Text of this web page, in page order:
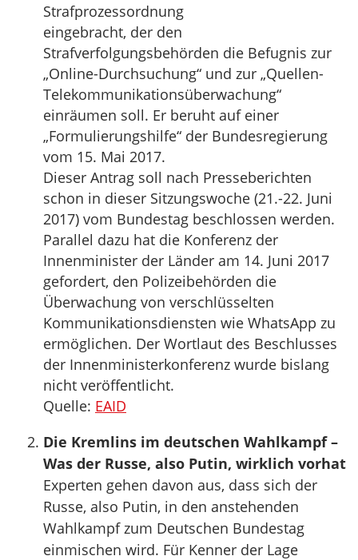
Strafprozessordnung
eingebracht, der den
Strafverfolgungsbehörden die Befugnis zur
„Online-Durchsuchung“ und zur „Quellen-
Telekommunikationsüberwachung“
einräumen soll. Er beruht auf einer
„Formulierungshilfe“ der Bundesregierung
vom 15. Mai 2017.
Dieser Antrag soll nach Presseberichten
schon in dieser Sitzungswoche (21.-22. Juni
2017) vom Bundestag beschlossen werden.
Parallel dazu hat die Konferenz der
Innenminister der Länder am 14. Juni 2017
gefordert, den Polizeibehörden die
Überwachung von verschlüsselten
Kommunikationsdiensten wie WhatsApp zu
ermöglichen. Der Wortlaut des Beschlusses
der Innenministerkonferenz wurde bislang
nicht veröffentlicht.
Quelle: EAID
Die Kremlins im deutschen Wahlkampf –
Was der Russe, also Putin, wirklich vorhat
Experten gehen davon aus, dass sich der
Russe, also Putin, in den anstehenden
Wahlkampf zum Deutschen Bundestag
einmischen wird. Für Kenner der Lage